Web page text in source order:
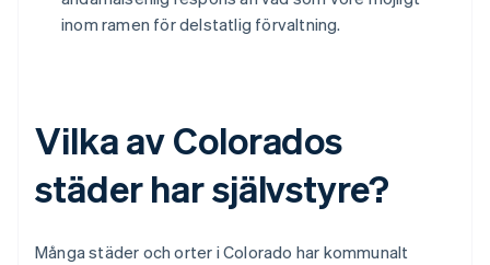
inom ramen för delstatlig förvaltning.
Vilka av Colorados
städer har självstyre?
Många städer och orter i Colorado har kommunalt